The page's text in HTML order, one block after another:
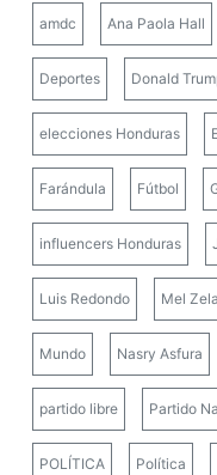
amdc Ana Paola Hall
Deportes Donald
elecciones Honduras
Farándula Fútbol
influencers Honduras
Luis Redondo Mel
Mundo Nasry Asfura
partido libre Partido
POLÍTICA Política